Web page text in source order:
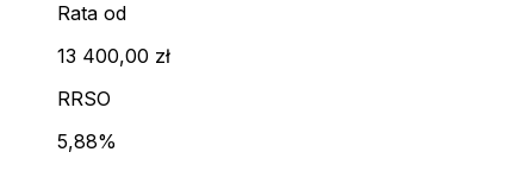
Rata od
13 400,00 zł
RRSO
5,88%